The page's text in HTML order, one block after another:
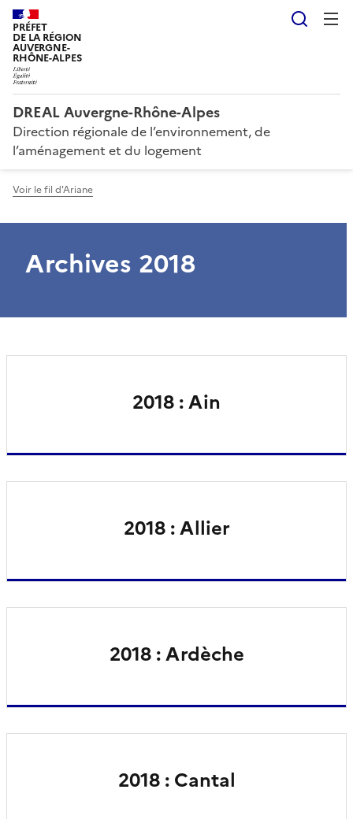
PRÉFET
DE LA RÉGION
AUVERGNE-
RHÔNE-ALPES
DREAL Auvergne-Rhône-Alpes
Direction régionale de l’environnement, de
l’aménagement et du logement
Voir le fil d'Ariane
Archives 2018
2018 : Ain
2018 : Allier
2018 : Ardèche
2018 : Cantal